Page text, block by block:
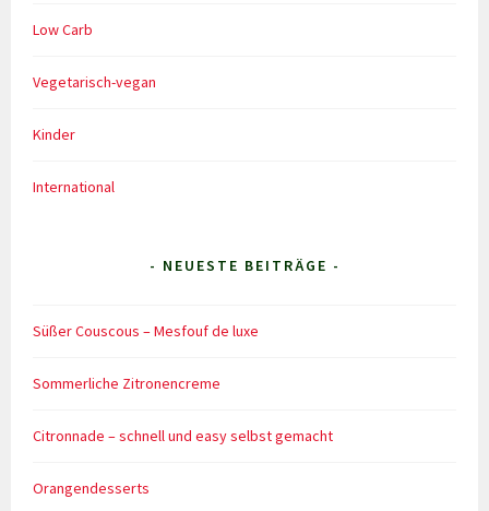
Low Carb
Vegetarisch-vegan
Kinder
International
- NEUESTE BEITRÄGE -
Süßer Couscous – Mesfouf de luxe
Sommerliche Zitronencreme
Citronnade – schnell und easy selbst gemacht
Orangendesserts